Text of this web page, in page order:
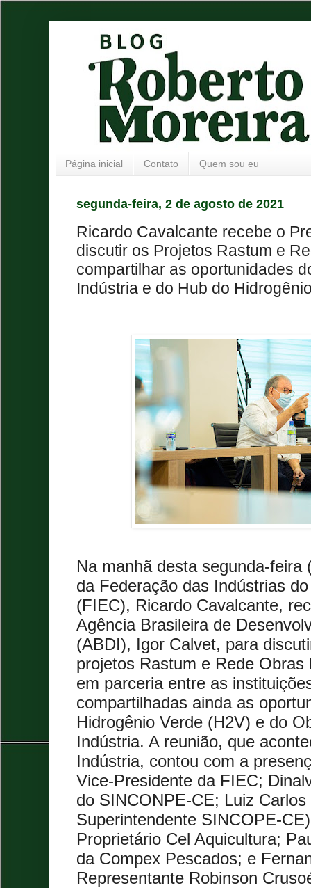
Página inicial Contato Quem sou eu
segunda-feira, 2 de agosto de 2021
Ricardo Cavalcante recebe o
discutir os Projetos Rastum e
compartilhar as oportunidades
Indústria e do Hub do
Na manhã desta segunda-feira
da Federação das Indústrias
(FIEC), Ricardo Cavalcante,
Agência Brasileira de
(ABDI), Igor Calvet, para
projetos Rastum e Rede Obras
em parceria entre as
compartilhadas ainda as
Hidrogênio Verde (H2V) e do
Indústria. A reunião, que
Indústria, contou com a
Vice-Presidente da FIEC;
do SINCONPE-CE; Luiz
Superintendente SINCOPE-
Proprietário Cel Aquicultura;
da Compex Pescados; e
Representante Robinson